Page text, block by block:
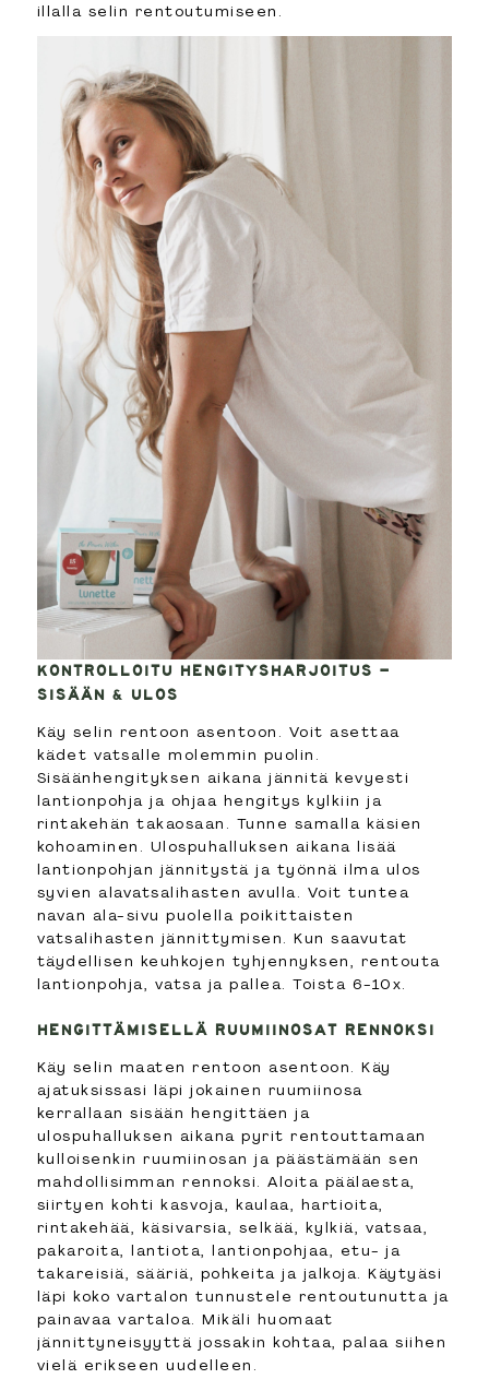
illalla selin rentoutumiseen.
KONTROLLOITU HENGITYSHARJOITUS –
SISÄÄN & ULOS
Käy selin rentoon asentoon. Voit asettaa
kädet vatsalle molemmin puolin.
Sisäänhengityksen aikana jännitä kevyesti
lantionpohja ja ohjaa hengitys kylkiin ja
rintakehän takaosaan. Tunne samalla käsien
kohoaminen. Ulospuhalluksen aikana lisää
lantionpohjan jännitystä ja työnnä ilma ulos
syvien alavatsalihasten avulla. Voit tuntea
navan ala-sivu puolella poikittaisten
vatsalihasten jännittymisen. Kun saavutat
täydellisen keuhkojen tyhjennyksen, rentouta
lantionpohja, vatsa ja pallea. Toista 6-10x.
HENGITTÄMISELLÄ RUUMIINOSAT RENNOKSI
Käy selin maaten rentoon asentoon. Käy
ajatuksissasi läpi jokainen ruumiinosa
kerrallaan sisään hengittäen ja
ulospuhalluksen aikana pyrit rentouttamaan
kulloisenkin ruumiinosan ja päästämään sen
mahdollisimman rennoksi. Aloita päälaesta,
siirtyen kohti kasvoja, kaulaa, hartioita,
rintakehää, käsivarsia, selkää, kylkiä, vatsaa,
pakaroita, lantiota, lantionpohjaa, etu- ja
takareisiä, sääriä, pohkeita ja jalkoja. Käytyäsi
läpi koko vartalon tunnustele rentoutunutta ja
painavaa vartaloa. Mikäli huomaat
jännittyneisyyttä jossakin kohtaa, palaa siihen
vielä erikseen uudelleen.